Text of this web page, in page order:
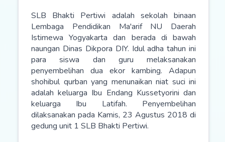
SLB Bhakti Pertiwi adalah sekolah binaan
Lembaga Pendidikan Ma'arif NU Daerah
Istimewa Yogyakarta dan berada di bawah
naungan Dinas Dikpora DIY. Idul adha tahun ini
para siswa dan guru melaksanakan
penyembelihan dua ekor kambing. Adapun
shohibul qurban yang menunaikan niat suci ini
adalah keluarga Ibu Endang Kussetyorini dan
keluarga Ibu Latifah. Penyembelihan
dilaksanakan pada Kamis, 23 Agustus 2018 di
gedung unit 1 SLB Bhakti Pertiwi.